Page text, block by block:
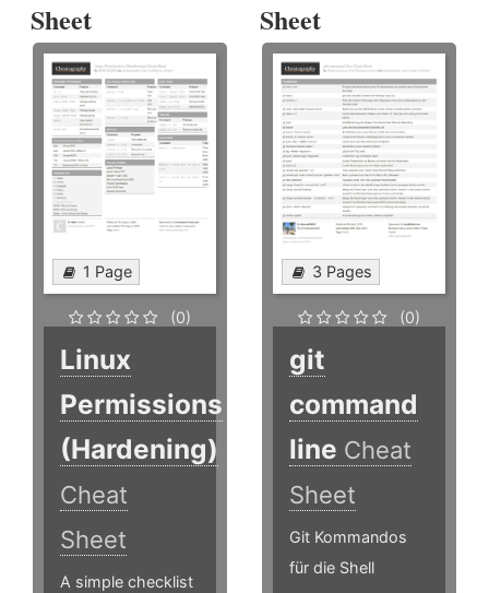
Sheet
1 Page
(0)
Linux
Permissions
(Hardening)
Cheat
Sheet
A simple checklist
Sheet
3 Pages
(0)
git
command
line Cheat
Sheet
Git Kommandos
für die Shell